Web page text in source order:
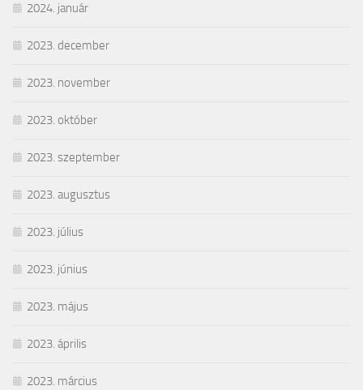
2024. január
2023. december
2023. november
2023. október
2023. szeptember
2023. augusztus
2023. július
2023. június
2023. május
2023. április
2023. március